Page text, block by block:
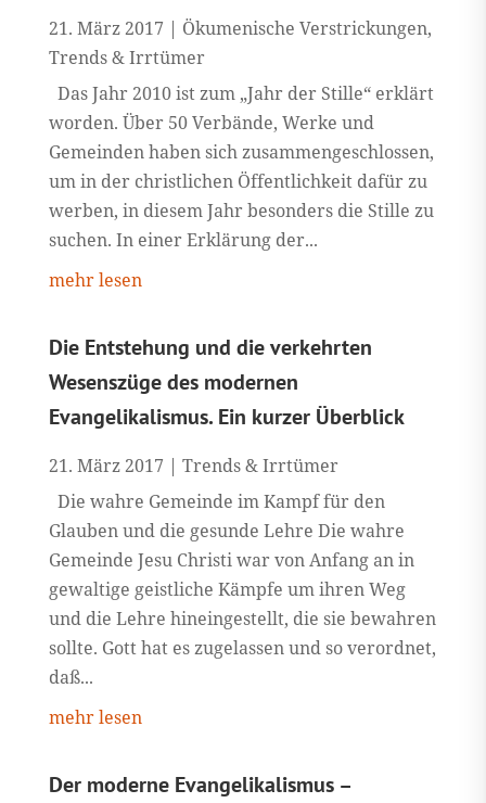
21. März 2017 | Ökumenische Verstrickungen,
Trends & Irrtümer
Das Jahr 2010 ist zum „Jahr der Stille“ erklärt
worden. Über 50 Verbände, Werke und
Gemeinden haben sich zusammengeschlossen,
um in der christlichen Öffentlichkeit dafür zu
werben, in diesem Jahr besonders die Stille zu
suchen. In einer Erklärung der...
mehr lesen
Die Entstehung und die verkehrten
Wesenszüge des modernen
Evangelikalismus. Ein kurzer Überblick
21. März 2017 | Trends & Irrtümer
Die wahre Gemeinde im Kampf für den
Glauben und die gesunde Lehre Die wahre
Gemeinde Jesu Christi war von Anfang an in
gewaltige geistliche Kämpfe um ihren Weg
und die Lehre hineingestellt, die sie bewahren
sollte. Gott hat es zugelassen und so verordnet,
daß...
mehr lesen
Der moderne Evangelikalismus –